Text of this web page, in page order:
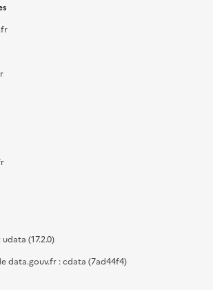
(17.2.0)
data.gouv.fr : cdata (7ad44f4)